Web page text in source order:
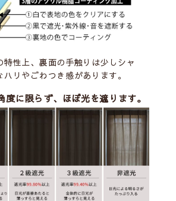
性上、裏面の手触りは少しシャ
リやごわつき感があります。
度に限らず、ほぼ光を遮ります。